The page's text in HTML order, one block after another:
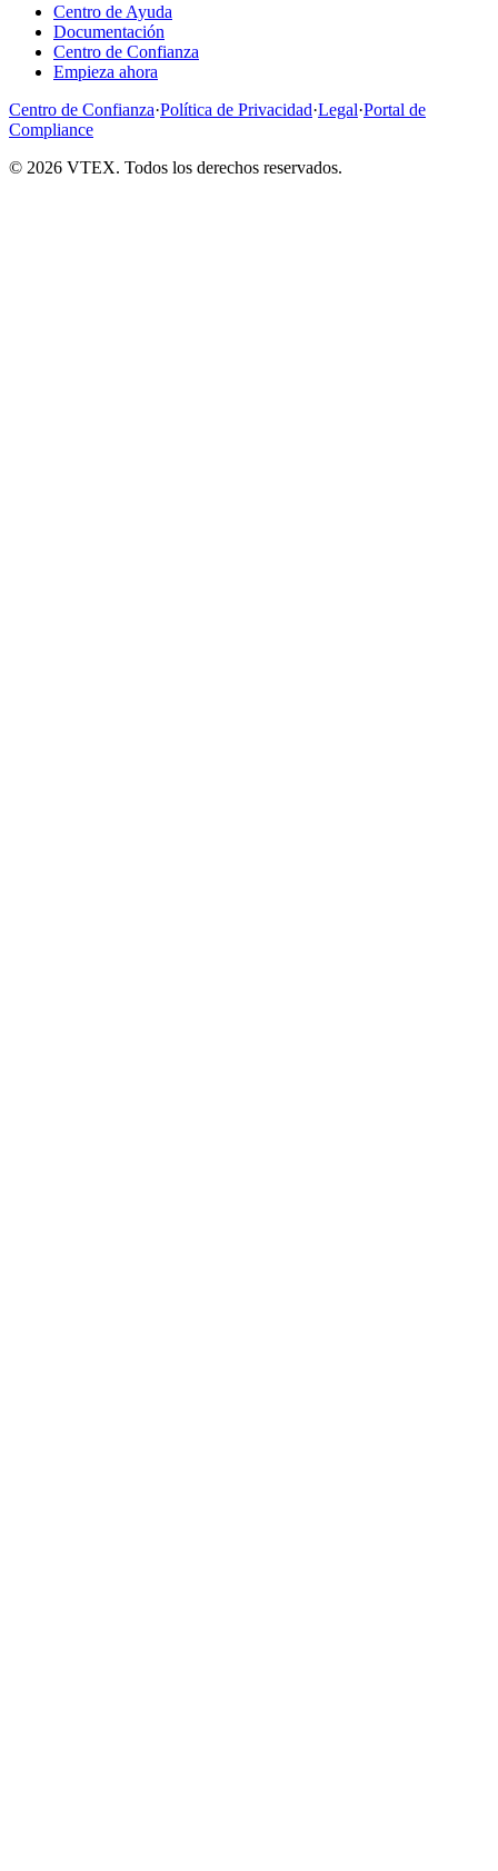
Centro de Ayuda
Documentación
Centro de Confianza
Empieza ahora
Centro de Confianza·Política de Privacidad·Legal·Portal de
Compliance
© 2026 VTEX. Todos los derechos reservados.